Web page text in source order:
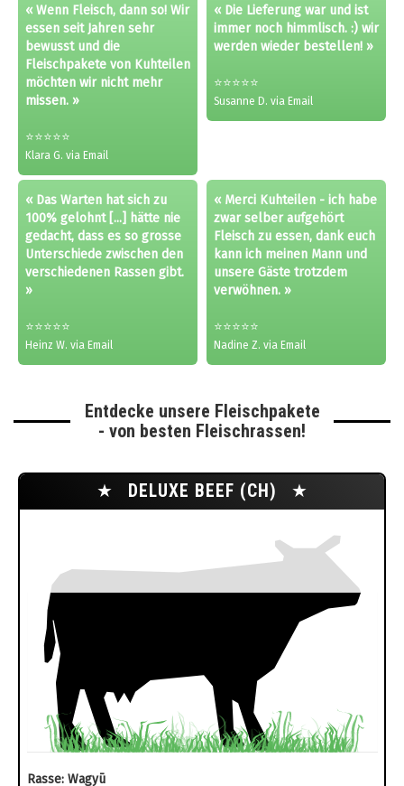
« Wenn Fleisch, dann so! Wir
essen seit Jahren sehr
bewusst und die
Fleischpakete von Kuhteilen
möchten wir nicht mehr
missen. »
⭐⭐⭐⭐⭐
Klara G. via Email
« Die Lieferung war und ist
immer noch himmlisch. :) wir
werden wieder bestellen! »
⭐⭐⭐⭐⭐
Susanne D. via Email
« Das Warten hat sich zu
100% gelohnt [...] hätte nie
gedacht, dass es so grosse
Unterschiede zwischen den
verschiedenen Rassen gibt.
»
⭐⭐⭐⭐⭐
Heinz W. via Email
« Merci Kuhteilen - ich habe
zwar selber aufgehört
Fleisch zu essen, dank euch
kann ich meinen Mann und
unsere Gäste trotzdem
verwöhnen. »
⭐⭐⭐⭐⭐
Nadine Z. via Email
Entdecke unsere Fleischpakete
- von besten Fleischrassen!
★ DELUXE BEEF (CH) ★
Rasse: Wagyū